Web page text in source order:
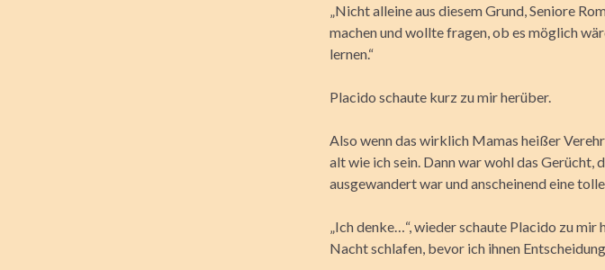
„Nicht alleine aus diesem Grund, Seniore
machen und wollte fragen, ob es möglich
lernen.“
Placido schaute kurz zu mir herüber.
Also wenn das wirklich Mamas heißer
alt wie ich sein. Dann war wohl das
ausgewandert war und anscheinend eine
„Ich denke…“, wieder schaute Placido zu
Nacht schlafen, bevor ich ihnen